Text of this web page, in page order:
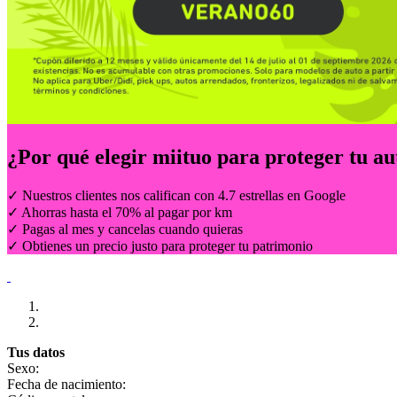
¿Por qué elegir miituo para proteger tu
✓ Nuestros clientes nos califican con 4.7 estrellas en Google
✓ Ahorras hasta el 70% al pagar por km
✓ Pagas al mes y cancelas cuando quieras
✓ Obtienes un precio justo para proteger tu patrimonio
Tus datos
Sexo:
Fecha de nacimiento: